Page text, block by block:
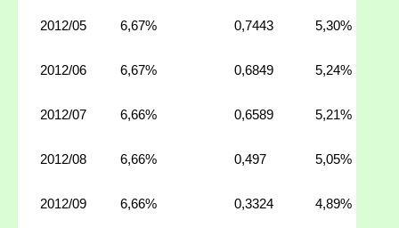
2012/05 6,67% 0,7443 5,30%
2012/06 6,67% 0,6849 5,24%
2012/07 6,66% 0,6589 5,21%
2012/08 6,66% 0,497 5,05%
2012/09 6,66% 0,3324 4,89%